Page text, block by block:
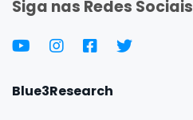
Siga nas Redes Sociais
Blue3Research